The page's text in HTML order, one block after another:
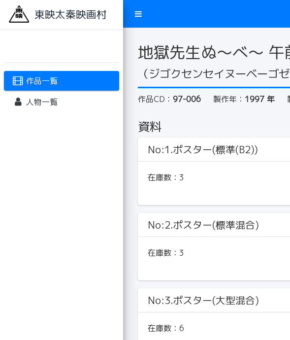
東映太秦映画村
作品一覧
人物一覧
地獄先生ぬ～べ～
（ジゴクセンセイヌーベーゴ
作品CD： 97-006 製作年： 1997 年
資料
No:1.ポスター(標準(B2))
在庫数： 3
No:2.ポスター(標準混合)
在庫数： 3
No:3.ポスター(大型混合)
在庫数： 6